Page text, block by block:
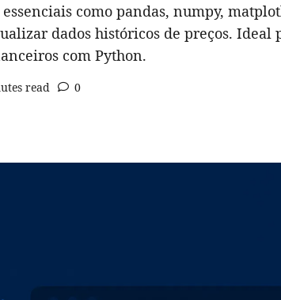
como pandas, numpy,
dados históricos de preços. Ideal
com Python.
read 0